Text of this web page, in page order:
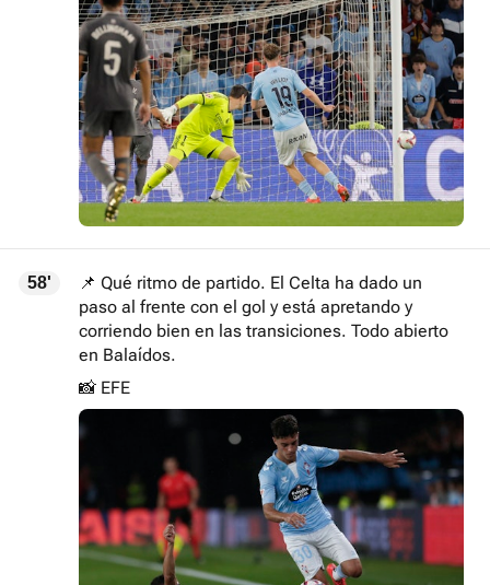
58'
📌 Qué ritmo de partido. El Celta ha dado un
paso al frente con el gol y está apretando y
corriendo bien en las transiciones. Todo abierto
en Balaídos.
📸 EFE